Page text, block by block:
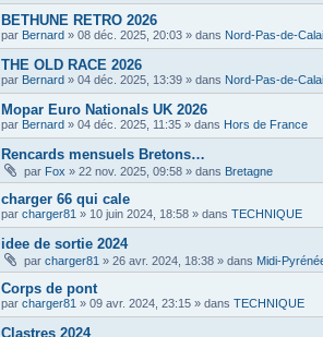
BETHUNE RETRO 2026
par Bernard » 08 déc. 2025, 20:03 » dans Nord-Pas-de-
THE OLD RACE 2026
par Bernard » 04 déc. 2025, 13:39 » dans Nord-Pas-de-
Mopar Euro Nationals UK 2026
par Bernard » 04 déc. 2025, 11:35 » dans Hors de France
Rencards mensuels Bretons…
par Fox » 22 nov. 2025, 09:58 » dans Bretagne
charger 66 qui cale
par charger81 » 10 juin 2024, 18:58 » dans TECHNIQUE
idee de sortie 2024
par charger81 » 26 avr. 2024, 18:38 » dans Midi-
Corps de pont
par charger81 » 09 avr. 2024, 23:15 » dans TECHNIQUE
Clastres 2024